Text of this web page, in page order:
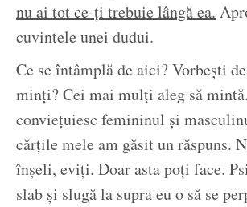
nu ai tot ce-ți trebuie lângă ea.
cuvintele unei dudui.
Ce se întâmplă de aici? Vorbești
minți? Cei mai mulți aleg să
conviețuiesc femininul și
cărțile mele am găsit un răspuns.
înșeli, eviți. Doar asta poți face.
slab și slugă la supra eu o să se